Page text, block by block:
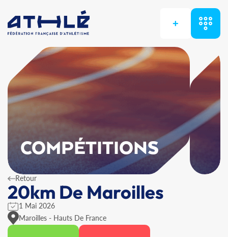
+
COMPÉTITIONS
Retour
20km De Maroilles
1 Mai 2026
Maroilles - Hauts De France